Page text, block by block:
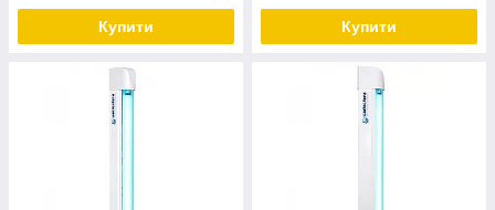
Купити Купити